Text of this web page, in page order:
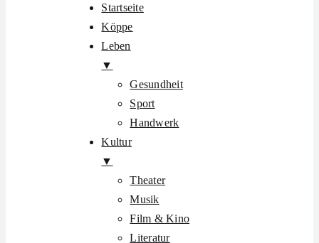
Startseite
Köppe
Leben
▼
Gesundheit
Sport
Handwerk
Kultur
▼
Theater
Musik
Film & Kino
Literatur